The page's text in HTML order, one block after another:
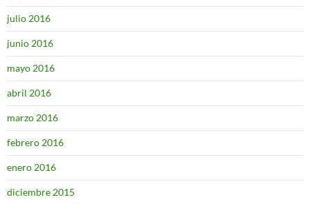
julio 2016
junio 2016
mayo 2016
abril 2016
marzo 2016
febrero 2016
enero 2016
diciembre 2015